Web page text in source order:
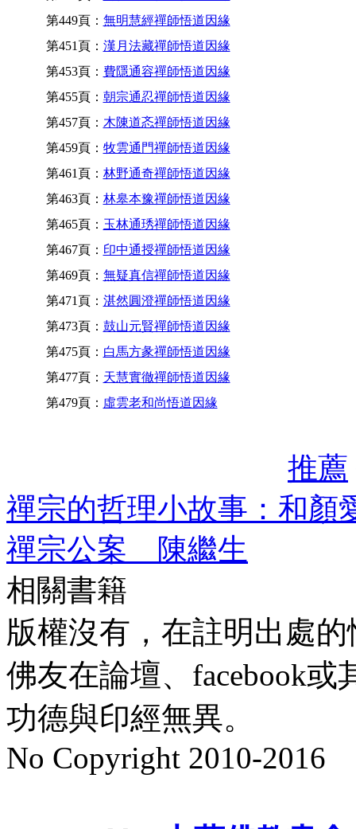
第449頁： 無明慧經禪師悟道因緣
第451頁： 漢月法藏禪師悟道因緣
第453頁： 費隱通容禪師悟道因緣
第455頁： 朝宗通忍禪師悟道因緣
第457頁： 木陳道忞禪師悟道因緣
第459頁： 牧雲通門禪師悟道因緣
第461頁： 林野通奇禪師悟道因緣
第463頁： 林皋本豫禪師悟道因緣
第465頁： 玉林通琇禪師悟道因緣
第467頁： 印中通授禪師悟道因緣
第469頁： 無疑真信禪師悟道因緣
第471頁： 湛然圓澄禪師悟道因緣
第473頁： 鼓山元賢禪師悟道因緣
第475頁： 白馬方彖禪師悟道因緣
第477頁： 天慧實徹禪師悟道因緣
第479頁： 虛雲老和尚悟道因緣
推薦
禪宗的哲理小故事：和
禪宗公案 陳繼生
相關書籍
版權沒有，在註明出處
佛友在論壇、facebook
功德與印經無異。
No Copyright 2010-2016